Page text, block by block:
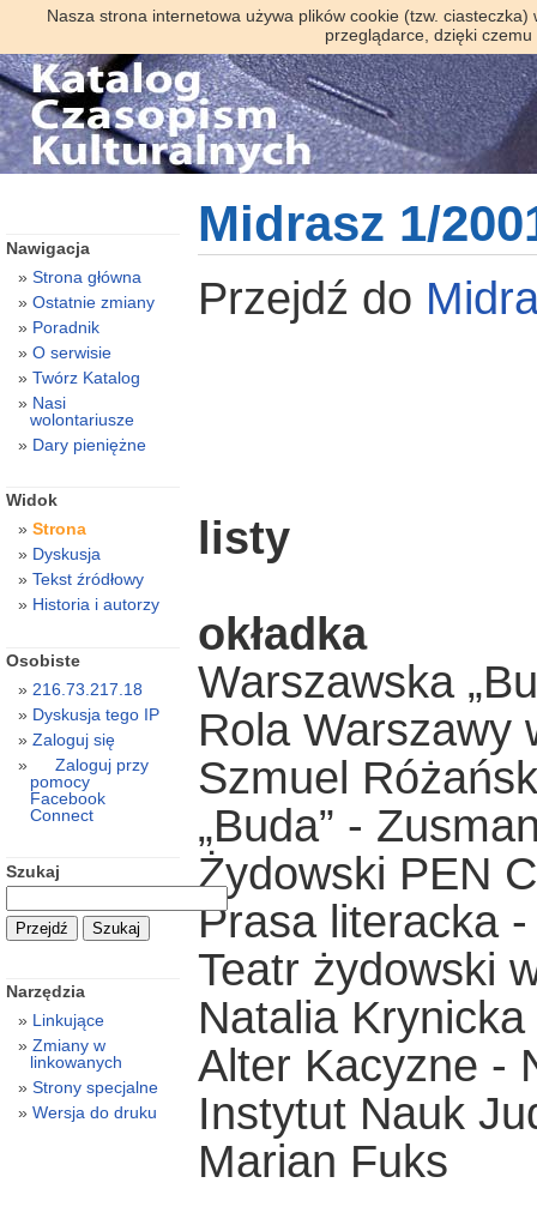
Nasza strona internetowa używa plików cookie (tzw.
przeglądarce, dzięki
Midrasz 1/
Przejdź do
listy
okładka
Warszawska
Rola Warszawy
Szmuel
„Buda” -
Żydowski PEN
Prasa literacka
Teatr żydowski
Natalia Krynicka
Alter Kacyzne -
Instytut Nauk
Marian Fuks
Nawigacja
Strona główna
Ostatnie zmiany
Poradnik
O serwisie
Twórz Katalog
Nasi
wolontariusze
Dary pieniężne
Widok
Strona
Dyskusja
Tekst źródłowy
Historia i autorzy
Osobiste
216.73.217.18
Dyskusja tego IP
Zaloguj się
Zaloguj przy
pomocy
Facebook
Connect
Szukaj
Narzędzia
Linkujące
Zmiany w
linkowanych
Strony specjalne
Wersja do druku